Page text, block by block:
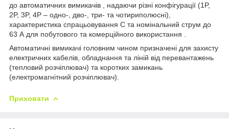
до автоматичних вимикачів , надаючи різні конфігурації (1P,
2P, 3P, 4P – одно-, дво-, три- та чотириполюсні),
характеристика спрацьовування C та номінальний струм до
63 А для побутового та комерційного використання .
Автоматичні вимикачі головним чином призначені для захисту
електричних кабелів, обладнання та ліній від перевантажень
(тепловий розчіплювач) та коротких замикань
(електромагнітний розчіплювач).
Приховати